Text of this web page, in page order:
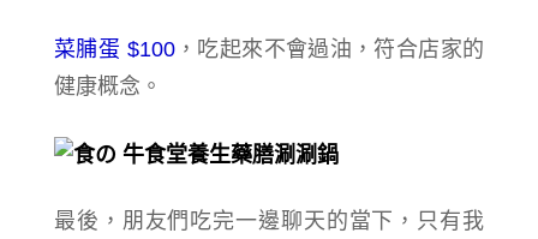
菜脯蛋 $100，吃起來不會過油，符合店家的
健康概念。
最後，朋友們吃完一邊聊天的當下，只有我